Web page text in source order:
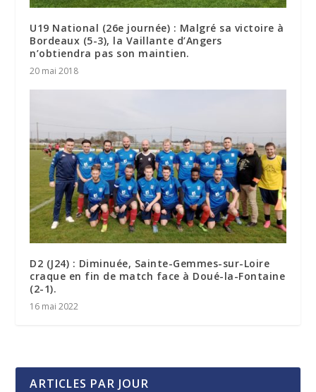
U19 National (26e journée) : Malgré sa victoire à
Bordeaux (5-3), la Vaillante d’Angers
n’obtiendra pas son maintien.
20 mai 2018
D2 (J24) : Diminuée, Sainte-Gemmes-sur-Loire
craque en fin de match face à Doué-la-Fontaine
(2-1).
16 mai 2022
ARTICLES PAR JOUR